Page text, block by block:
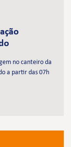
no canteiro da
a partir das 07h